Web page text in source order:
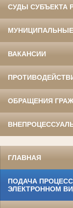
СУДЫ СУБЪЕКТА
ВАКАНСИИ
ОБРАЩЕНИЯ
ГЛАВНАЯ
ПОДАЧА
ЭЛЕКТРОННОМ